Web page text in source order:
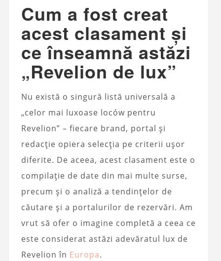
Cum a fost creat
acest clasament și
ce înseamnă astăzi
„Revelion de lux”
Nu există o singură listă universală a
„celor mai luxoase loców pentru
Revelion” – fiecare brand, portal și
redacție opiera selecția pe criterii ușor
diferite. De aceea, acest clasament este o
compilație de date din mai multe surse,
precum și o analiză a tendințelor de
căutare și a portalurilor de rezervări. Am
vrut să ofer o imagine completă a ceea ce
este considerat astăzi adevăratul lux de
Revelion în Europa.